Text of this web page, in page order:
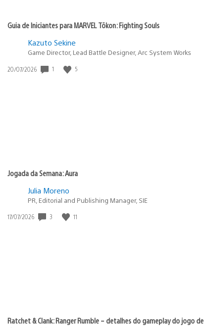
Guia de Iniciantes para MARVEL Tōkon: Fighting Souls
Kazuto Sekine
Game Director, Lead Battle Designer, Arc System Works
Data
20/07/2026 1 5
Jogada da Semana: Aura
Julia Moreno
PR, Editorial and Publishing Manager, SIE
Data
17/07/2026 3 11
Ratchet & Clank: Ranger Rumble – detalhes do gameplay do jogo de